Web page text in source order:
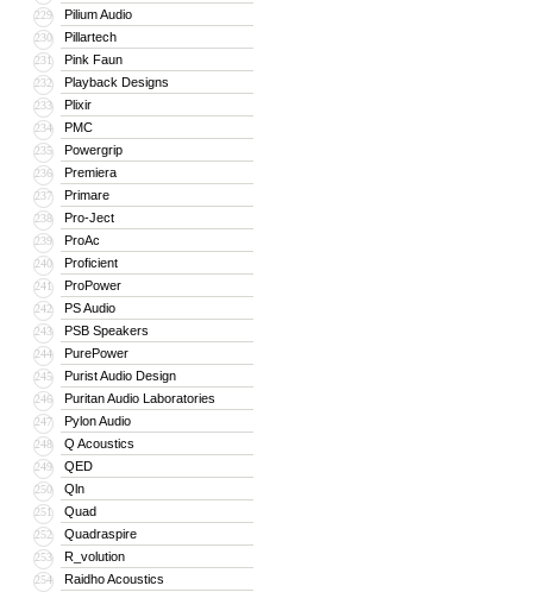
229 Pilium Audio
230 Pillartech
231 Pink Faun
232 Playback Designs
233 Plixir
234 PMC
235 Powergrip
236 Premiera
237 Primare
238 Pro-Ject
239 ProAc
240 Proficient
241 ProPower
242 PS Audio
243 PSB Speakers
244 PurePower
245 Purist Audio Design
246 Puritan Audio Laboratories
247 Pylon Audio
248 Q Acoustics
249 QED
250 Qln
251 Quad
252 Quadraspire
253 R_volution
254 Raidho Acoustics